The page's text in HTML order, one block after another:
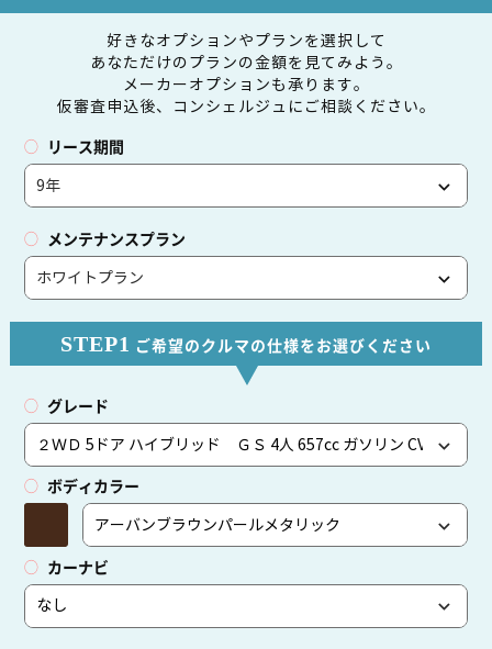
好きなオプションやプランを選択して
あなただけのプランの金額を見てみよう。
メーカーオプションも承ります。
仮審査申込後、コンシェルジュにご相談ください。
リース期間
メンテナンスプラン
STEP1 ご希望のクルマの仕様をお選びください
グレード
ボディカラー
カーナビ